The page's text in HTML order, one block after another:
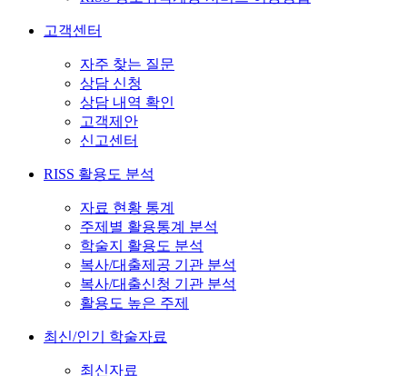
고객센터
자주 찾는 질문
상담 신청
상담 내역 확인
고객제안
신고센터
RISS 활용도 분석
자료 현황 통계
주제별 활용통계 분석
학술지 활용도 분석
복사/대출제공 기관 분석
복사/대출신청 기관 분석
활용도 높은 주제
최신/인기 학술자료
최신자료